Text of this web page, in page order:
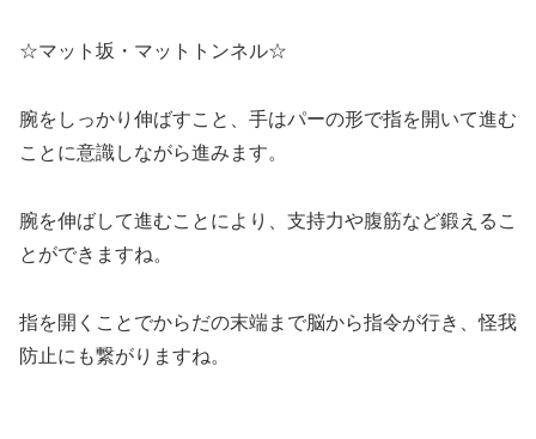
☆マット坂・マットトンネル☆
腕をしっかり伸ばすこと、手はパーの形で指を開いて進む
ことに意識しながら進みます。
腕を伸ばして進むことにより、支持力や腹筋など鍛えるこ
とができますね。
指を開くことでからだの末端まで脳から指令が行き、怪我
防止にも繋がりますね。